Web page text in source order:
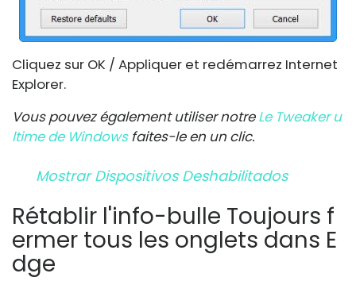
Cliquez sur OK / Appliquer et redémarrez Internet
Explorer.
Vous pouvez également utiliser notreLe Tweaker u
ltime de Windowsfaites-le en un clic.
Mostrar Dispositivos Deshabilitados
Rétablir l'info-bulle Toujours f
ermer tous les onglets dans E
dge